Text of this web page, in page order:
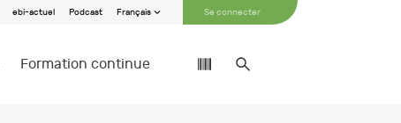
ebi-actuel Podcast Français Se connecter
Formation continue